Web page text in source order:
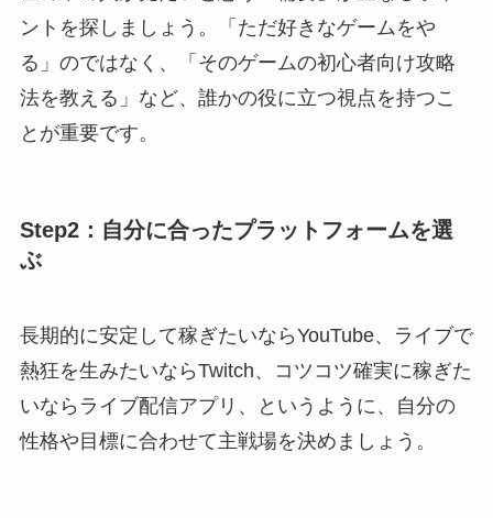
ントを探しましょう。「ただ好きなゲームをや
る」のではなく、「そのゲームの初心者向け攻略
法を教える」など、誰かの役に立つ視点を持つこ
とが重要です。
Step2：自分に合ったプラットフォームを選
ぶ
長期的に安定して稼ぎたいならYouTube、ライブで
熱狂を生みたいならTwitch、コツコツ確実に稼ぎた
いならライブ配信アプリ、というように、自分の
性格や目標に合わせて主戦場を決めましょう。